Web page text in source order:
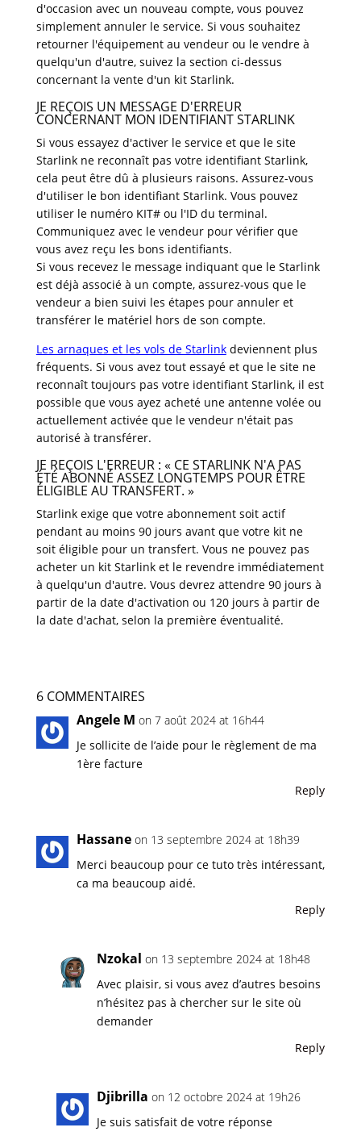
d'occasion avec un nouveau compte, vous pouvez
simplement annuler le service. Si vous souhaitez
retourner l'équipement au vendeur ou le vendre à
quelqu'un d'autre, suivez la section ci-dessus
concernant la vente d'un kit Starlink.
JE REÇOIS UN MESSAGE D'ERREUR
CONCERNANT MON IDENTIFIANT STARLINK
Si vous essayez d'activer le service et que le site
Starlink ne reconnaît pas votre identifiant Starlink,
cela peut être dû à plusieurs raisons. Assurez-vous
d'utiliser le bon identifiant Starlink. Vous pouvez
utiliser le numéro KIT# ou l'ID du terminal.
Communiquez avec le vendeur pour vérifier que
vous avez reçu les bons identifiants.
Si vous recevez le message indiquant que le Starlink
est déjà associé à un compte, assurez-vous que le
vendeur a bien suivi les étapes pour annuler et
transférer le matériel hors de son compte.
Les arnaques et les vols de Starlinkdeviennent plus
fréquents. Si vous avez tout essayé et que le site ne
reconnaît toujours pas votre identifiant Starlink, il est
possible que vous ayez acheté une antenne volée ou
actuellement activée que le vendeur n'était pas
autorisé à transférer.
JE REÇOIS L'ERREUR : « CE STARLINK N'A PAS
ÉTÉ ABONNÉ ASSEZ LONGTEMPS POUR ÊTRE
ÉLIGIBLE AU TRANSFERT. »
Starlink exige que votre abonnement soit actif
pendant au moins 90 jours avant que votre kit ne
soit éligible pour un transfert. Vous ne pouvez pas
acheter un kit Starlink et le revendre immédiatement
à quelqu'un d'autre. Vous devrez attendre 90 jours à
partir de la date d'activation ou 120 jours à partir de
la date d'achat, selon la première éventualité.
6 COMMENTAIRES
Angele M on 7 août 2024 at 16h44
Je sollicite de l’aide pour le règlement de ma
1ère facture
Reply
Hassane on 13 septembre 2024 at 18h39
Merci beaucoup pour ce tuto très intéressant,
ca ma beaucoup aidé.
Reply
Nzokal on 13 septembre 2024 at 18h48
Avec plaisir, si vous avez d’autres besoins
n’hésitez pas à chercher sur le site où
demander
Reply
Djibrilla on 12 octobre 2024 at 19h26
Je suis satisfait de votre réponse